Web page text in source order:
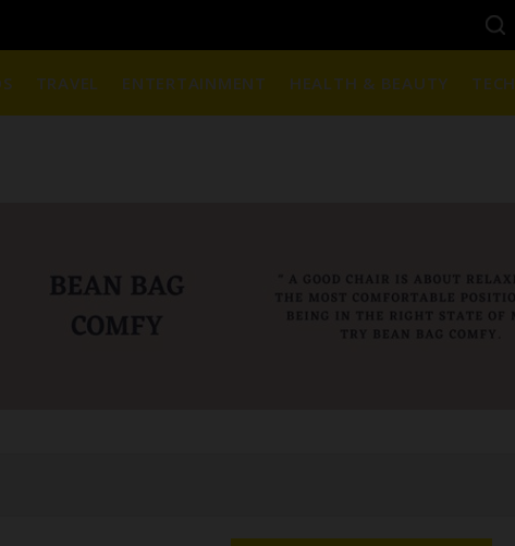
$1901 ( တစ်အောင်စလျှင် )
TRAVEL ENTERTAINMENT HEALTH & BEAUTY TECH